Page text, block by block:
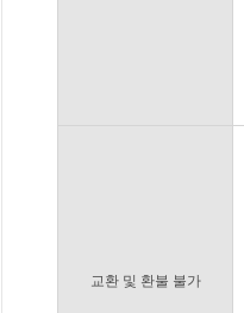
교환 및 환불 불가